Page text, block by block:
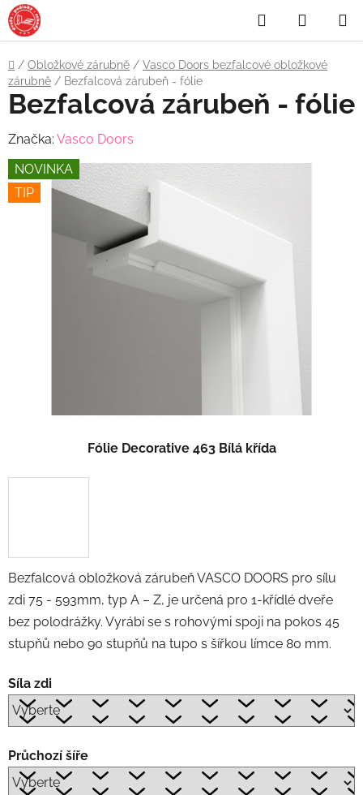
Přejít
na
obsah
Hledat
KOŠÍK
Domů
/ Obložkové zárubně / Vasco Doors bezfalcové obložkové
zárubně / Bezfalcová zárubeň - fólie
Bezfalcová obložková zárubeň VASCO DOORS pro sílu
zdi 75 - 593mm, typ A – Z, je určená pro 1-křídlé dveře
bez polodrážky. Vyrábí se s rohovými spoji na pokos 45
stupňů nebo 90 stupňů na tupo s šířkou límce 80 mm.
Síla zdi
Průchozí šíře
Bezfalcová zárubeň - fólie
Značka: Vasco Doors
NOVINKA
TIP
Fólie Decorative 463 Bílá křída